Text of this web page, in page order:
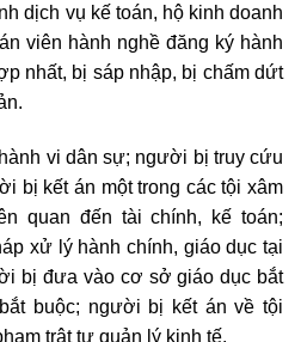
dịch vụ kế toán, hộ kinh doanh
viên hành nghề đăng ký hành
nhất, bị sáp nhập, bị chấm dứt
vi dân sự; người bị truy cứu
bị kết án một trong các tội xâm
quan đến tài chính, kế toán;
xử lý hành chính, giáo dục tại
bị đưa vào cơ sở giáo dục bắt
buộc; người bị kết án về tội
trật tự quản lý kinh tế.